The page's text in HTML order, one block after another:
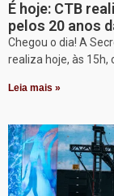
É hoje: CTB
pelos 20 anos
Chegou o dia! A
realiza hoje, às 15h,
Leia mais »